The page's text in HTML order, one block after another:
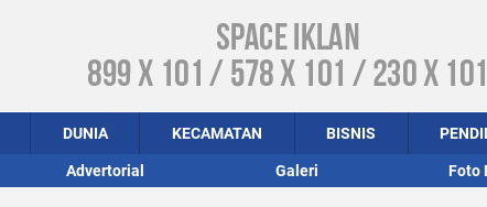
DUNIA KECAMATAN BISNIS
Advertorial Galeri Foto